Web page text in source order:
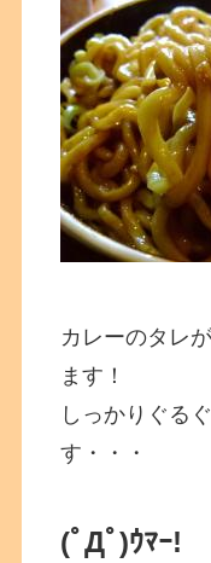
カレーのタレ
ます！
しっかりぐる
す・・・
(ﾟДﾟ)ｳﾏｰ!